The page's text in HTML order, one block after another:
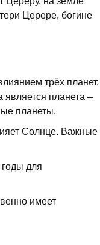
Церере, богине
трёх планет.
является планета –
планеты.
Солнце. Важные
для
имеет